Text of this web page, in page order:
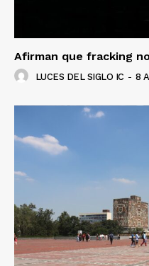
Afirman que fracking
LUCES DEL SIGLO IC - 8